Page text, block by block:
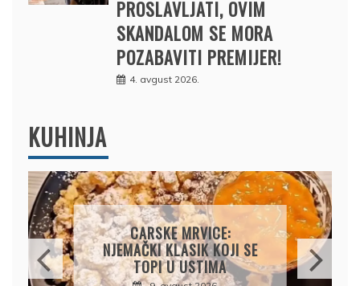
PROSLAVLJATI, OVIM
SKANDALOM SE MORA
POZABAVITI PREMIJER!
4. avgust 2026.
KUHINJA
ČIZKEJK S BOROVNICAMA:
KREMASTI KOLAČ BEZ
PEČENJA KOJI OSVAJA NA
PRVI ZALOGAJ